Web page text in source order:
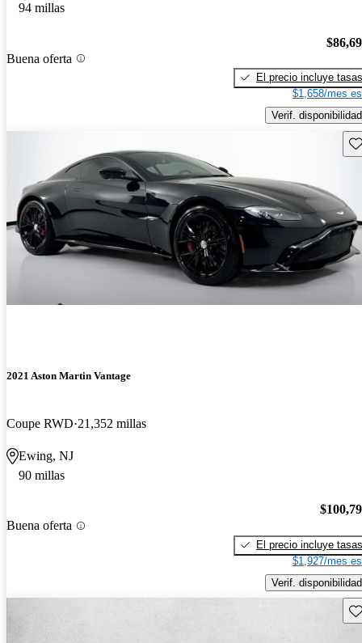
94 millas
Buena oferta
El precio incluye tasas
$1,658/mes
Verif. disponibilidad
2021 Aston Martin Vantage
Coupe RWD 21,352 millas
Ewing, NJ
90 millas
Buena oferta
El precio incluye tasas
$1,927/mes
Verif. disponibilidad